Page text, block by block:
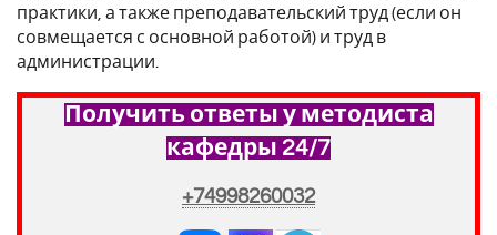
практики, а также преподавательский труд (если он
совмещается с основной работой) и труд в
администрации.
Получить ответы у методиста
кафедры 24/7
+74998260032